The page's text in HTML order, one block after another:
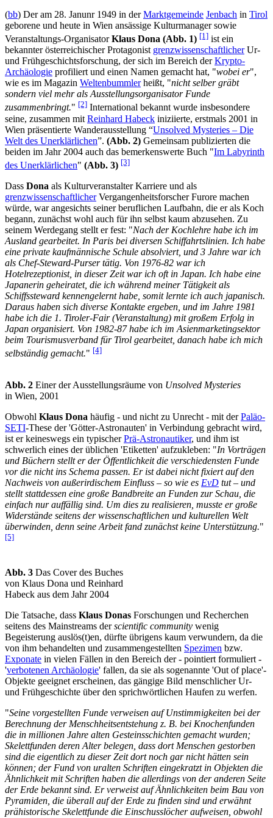
(bb) Der am 28. Janunr 1949 in derMarktgemeinde Jenbach in Tirol
geborene und heute in Wien ansässige Kulturmanager sowie
Veranstaltungs-OrganisatorKlaus Dona (Abb. 1) [1] ist ein
bekannter österreichischer Protagonist grenzwissenschaftlicherUr-
und Frühgeschichtsforschung, der sich im Bereich derKrypto-
Archäologie profiliert und einen Namen gemacht hat, "wobei er",
wie es im Magazin Weltenbummlerheißt, "nicht selber gräbt
sondern viel mehr als Ausstellungsorganisator Funde
zusammenbringt." [2] International bekannt wurde insbesondere
seine, zusammen mit Reinhard Habeck iniziierte, erstmals 2001 in
Wien präsentierte Wanderausstellung “Unsolved Mysteries – Die
Welt des Unerklärlichen”. (Abb. 2) Gemeinsam publizierten die
beiden im Jahr 2004 auch das bemerkenswerte Buch "Im Labyrinth
des Unerklärlichen" (Abb. 3) [3]
Dass Dona als Kulturveranstalter Karriere und als
grenzwissenschaftlicherVergangenheitsforscher Furore machen
würde, war angesichts seiner beruflichen Laufbahn, die er als Koch
begann, zunächst wohl auch für ihn selbst kaum abzusehen. Zu
seinem Werdegang stellt er fest: "Nach der Kochlehre habe ich im
Ausland gearbeitet. In Paris bei diversen Schiffahrtslinien. Ich habe
eine private kaufmännische Schule absolviert, und 3 Jahre war ich
als Chef-Steward-Purser tätig. Von 1976-82 war ich
Hotelrezeptionist, in dieser Zeit war ich oft in Japan. Ich habe eine
Japanerin geheiratet, die ich während meiner Tätigkeit als
Schiffssteward kennengelernt habe, somit lernte ich auch japanisch.
Daraus haben sich diverse Kontakte ergeben, und im Jahre 1981
habe ich die 1. Tiroler-Fair (Veranstaltung) mit großem Erfolg in
Japan organisiert. Von 1982-87 habe ich im Asienmarketingsektor
beim Tourismusverband für Tirol gearbeitet, danach habe ich mich
selbständig gemacht." [4]
Abb. 2 Einer der Ausstellungsräume von Unsolved Mysteries
in Wien, 2001
Obwohl Klaus Dona häufig - und nicht zu Unrecht - mit derPaläo-
SETI-These der 'Götter-Astronauten' in Verbindung gebracht wird,
ist er keineswegs ein typischerPrä-Astronautiker, und ihm ist
schwerlich eines der üblichen 'Etiketten' aufzukleben: "In Vorträgen
und Büchern stellt er der Öffentlichkeit die verschiedensten Funde
vor die nicht ins Schema passen. Er ist dabei nicht fixiert auf den
Nachweis von außerirdischem Einfluss – so wie es EvD tut – und
stellt stattdessen eine große Bandbreite an Funden zur Schau, die
einfach nur auffällig sind. Um dies zu realisieren, musste er große
Widerstände seitens der wissenschaftlichen und kulturellen Welt
überwinden, denn seine Arbeit fand zunächst keine Unterstützung."
[5]
Abb. 3 Das Cover des Buches
von Klaus Dona und Reinhard
Habeck aus dem Jahr 2004
Die Tatsache, dass Klaus Donas Forschungen und Recherchen
seitens des Mainstreams derscientific community wenig
Begeisterung auslös(t)en, dürfte übrigens kaum verwundern, da die
von ihm behandelten und zusammengestellten Spezimen bzw.
Exponate in vielen Fällen in den Bereich der - pointiert formuliert -
'verbotenen Archäologie' fallen, da sie als sogenannte 'Out of place'-
Objekte geeignet erscheinen, das gängige Bild menschlicher Ur-
und Frühgeschichte über den sprichwörtlichen Haufen zu werfen.
"Seine vorgestellten Funde verweisen auf Unstimmigkeiten bei der
Berechnung der Menschheitsentstehung z. B. bei Knochenfunden
die in millionen Jahre alten Gesteinsschichten gemacht wurden;
Skelettfunden deren Alter belegen, dass dort Menschen gestorben
sind die eigentlich zu dieser Zeit dort noch gar nicht hätten sein
können; der Fund von uralten Schriften eingekratzt in Objekten die
Ähnlichkeit mit Schriften haben die allerdings von der anderen Seite
der Erde bekannt sind. Er verweist auf Ähnlichkeiten beim Bau von
Pyramiden, die überall auf der Erde zu finden sind und erwähnt
prähistorische Skelettfunde die Einschusslöcher aufweisen, obwohl